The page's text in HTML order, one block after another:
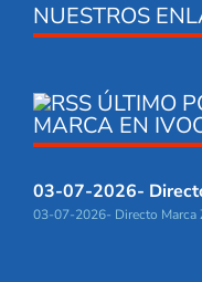
NUESTROS
ÚLTIMO
MARCA EN
03-07-2026-
03-07-2026- Directo Marca